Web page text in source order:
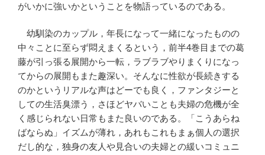
がいかに強いかということを物語っているのである。
幼馴染のカップル，年長になって一緒になったものの
中々ことに至らず悶えまくるという，前半4巻目までの葛
藤が引っ張る展開から一転，ラブラブやりまくりになっ
てからの展開もまた趣深い。そんなに性欲が長続きする
のかというリアルな声はどーでも良く，ファンタジーと
しての生活臭漂う，さほどヤバいことも夫婦の危機が全
く感じられない日常もまた良いのである。「こうあらね
ばならぬ」イズムが薄れ，あれもこれもまぁ個人の選択
だし的な，独身の友人や見合いの夫婦との緩いコミュニ